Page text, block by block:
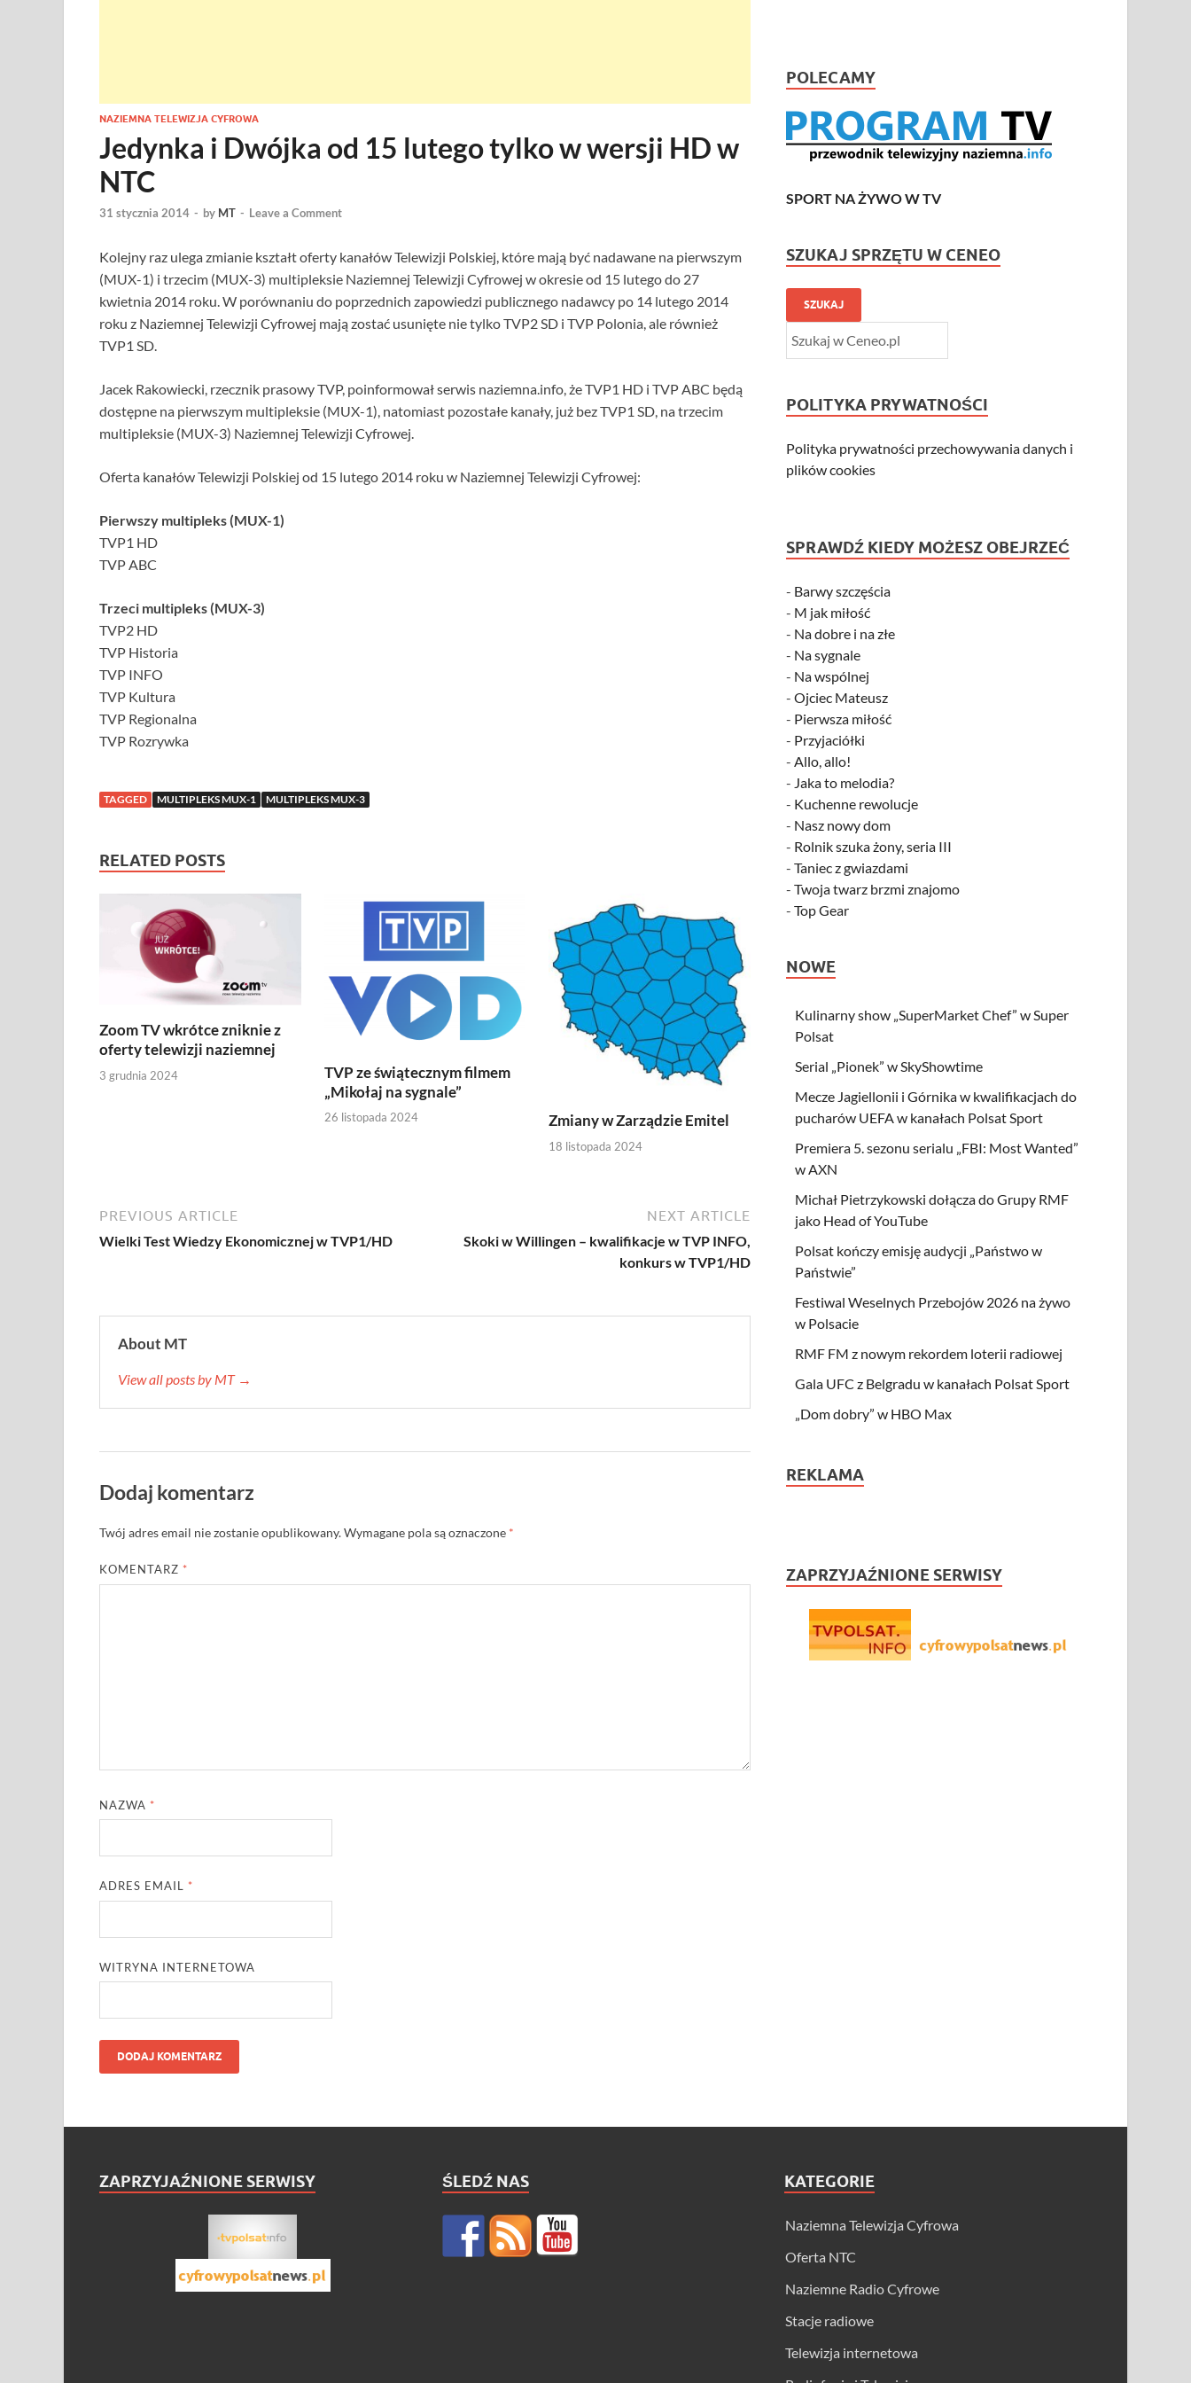
NAZIEMNA TELEWIZJA CYFROWA
Jedynka i Dwójka od 15 lutego tylko w wersji HD w
NTC
31 stycznia 2014 - by MT - Leave a Comment
Kolejny raz ulega zmianie kształt oferty kanałów Telewizji Polskiej, które mają być nadawane na pierwszym
(MUX-1) i trzecim (MUX-3) multipleksie Naziemnej Telewizji Cyfrowej w okresie od 15 lutego do 27
kwietnia 2014 roku. W porównaniu do poprzednich zapowiedzi publicznego nadawcy po 14 lutego 2014
roku z Naziemnej Telewizji Cyfrowej mają zostać usunięte nie tylko TVP2 SD i TVP Polonia, ale również
TVP1 SD.
Jacek Rakowiecki, rzecznik prasowy TVP, poinformował serwis naziemna.info, że TVP1 HD i TVP ABC będą
dostępne na pierwszym multipleksie (MUX-1), natomiast pozostałe kanały, już bez TVP1 SD, na trzecim
multipleksie (MUX-3) Naziemnej Telewizji Cyfrowej.
Oferta kanałów Telewizji Polskiej od 15 lutego 2014 roku w Naziemnej Telewizji Cyfrowej:
Pierwszy multipleks (MUX-1)
TVP1 HD
TVP ABC
Trzeci multipleks (MUX-3)
TVP2 HD
TVP Historia
TVP INFO
TVP Kultura
TVP Regionalna
TVP Rozrywka
TAGGED MULTIPLEKS MUX-1 MULTIPLEKS MUX-3
RELATED POSTS
Zoom TV wkrótce zniknie z
oferty telewizji naziemnej
3 grudnia 2024
TVP ze świątecznym filmem
„Mikołaj na sygnale”
26 listopada 2024 Zmiany w Zarządzie Emitel
18 listopada 2024
PREVIOUS ARTICLE
Wielki Test Wiedzy Ekonomicznej w TVP1/HD
NEXT ARTICLE
Skoki w Willingen – kwalifikacje w TVP INFO,
konkurs w TVP1/HD
About MT
View all posts by MT →
Dodaj komentarz
Twój adres email nie zostanie opublikowany.Wymagane pola są oznaczone *
KOMENTARZ *
NAZWA *
ADRES EMAIL *
WITRYNA INTERNETOWA
POLECAMY
SPORT NA ŻYWO W TV
SZUKAJ SPRZĘTU W CENEO
SZUKAJ
POLITYKA PRYWATNOŚCI
Polityka prywatności przechowywania danych i
plików cookies
SPRAWDŹ KIEDY MOŻESZ OBEJRZEĆ
- Barwy szczęścia
- M jak miłość
- Na dobre i na złe
- Na sygnale
- Na wspólnej
-Ojciec Mateusz
- Pierwsza miłość
- Przyjaciółki
-Allo, allo!
- Jaka to melodia?
- Kuchenne rewolucje
- Nasz nowy dom
- Rolnik szuka żony, seria III
-Taniec z gwiazdami
-Twoja twarz brzmi znajomo
-Top Gear
NOWE
Kulinarny show „SuperMarket Chef” w Super
Polsat
Serial „Pionek” w SkyShowtime
Mecze Jagiellonii i Górnika w kwalifikacjach do
pucharów UEFA w kanałach Polsat Sport
Premiera 5. sezonu serialu „FBI: Most Wanted”
w AXN
Michał Pietrzykowski dołącza do Grupy RMF
jako Head of YouTube
Polsat kończy emisję audycji „Państwo w
Państwie”
Festiwal Weselnych Przebojów 2026 na żywo
w Polsacie
RMF FM z nowym rekordem loterii radiowej
Gala UFC z Belgradu w kanałach Polsat Sport
„Dom dobry” w HBO Max
REKLAMA
ZAPRZYJAŹNIONE SERWISY
ZAPRZYJAŹNIONE SERWISY ŚLEDŹ NAS KATEGORIE
Naziemna Telewizja Cyfrowa
Oferta NTC
Naziemne Radio Cyfrowe
Stacje radiowe
Telewizja internetowa